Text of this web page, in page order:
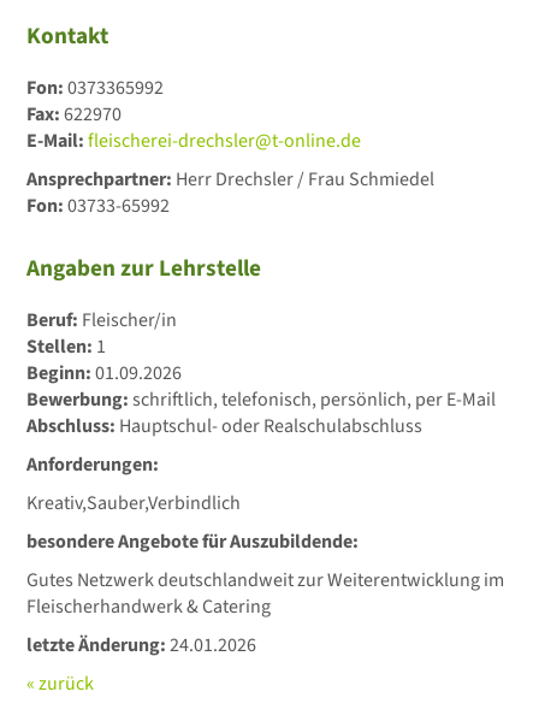
Kontakt
Fon:0373365992
Fax:622970
E-Mail:fleischerei-drechsler@t-online.de
Ansprechpartner: Herr Drechsler / Frau Schmiedel
Fon:03733-65992
Angaben zur Lehrstelle
Beruf: Fleischer/in
Stellen: 1
Beginn:01.09.2026
Bewerbung:schriftlich, telefonisch, persönlich, per E-Mail
Abschluss: Hauptschul- oder Realschulabschluss
Anforderungen:
Kreativ,Sauber,Verbindlich
besondere Angebote für Auszubildende:
Gutes Netzwerk deutschlandweit zur Weiterentwicklung im
Fleischerhandwerk & Catering
letzte Änderung:24.01.2026
« zurück